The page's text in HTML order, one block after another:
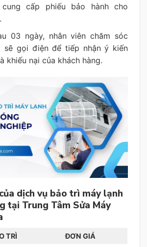
cấp phiếu bảo hành cho
03 ngày, nhân viên chăm sóc
sẽ gọi điện để tiếp nhận ý kiến
khiếu nại của khách hàng.
dịch vụ bảo trì máy lạnh
tại Trung Tâm Sửa Máy
TRÌ ĐƠN GIÁ